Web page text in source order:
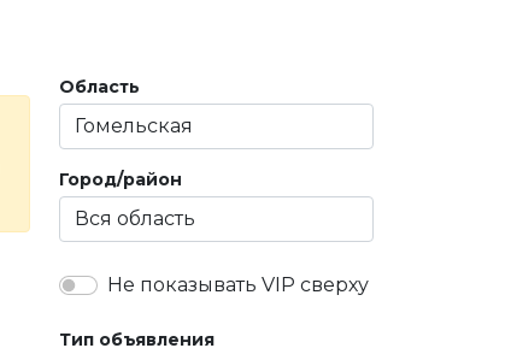
Область
Город/район
Не показывать VIP сверху
Тип объявления